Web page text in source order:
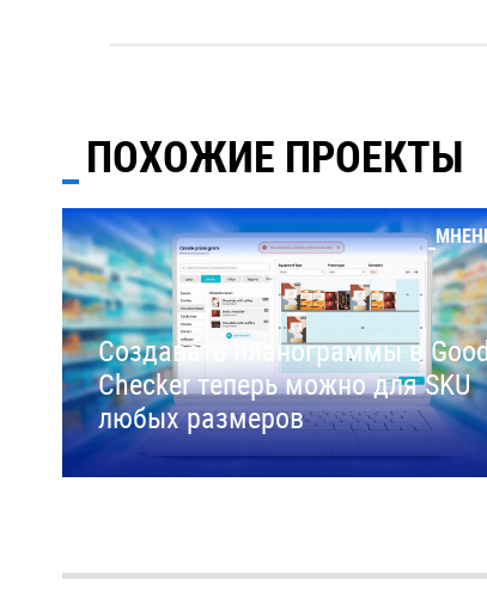
ПОХОЖИЕ ПРОЕКТЫ
Создавать планограммы в
Checker теперь можно для SKU
любых размеров